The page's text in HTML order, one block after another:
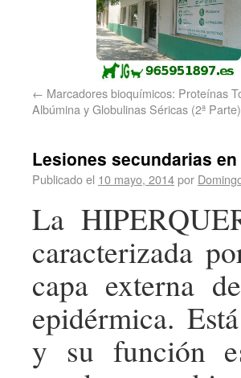
← Marcadores bioquímicos: Proteínas
Albúmina y Globulinas Séricas (2ª Parte)
Lesiones secundarias en
Publicado el 10 mayo, 2014por
La
caracterizada
capa externa
epidérmica.
y su función